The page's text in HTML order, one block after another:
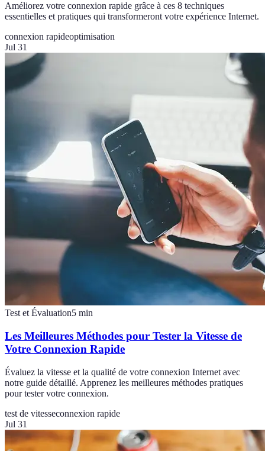
Améliorez votre connexion rapide grâce à ces 8 techniques
essentielles et pratiques qui transformeront votre expérience Internet.
connexion rapideoptimisation
Jul 31
Test et Évaluation5 min
Les Meilleures Méthodes pour Tester la Vitesse de
Votre Connexion Rapide
Évaluez la vitesse et la qualité de votre connexion Internet avec
notre guide détaillé. Apprenez les meilleures méthodes pratiques
pour tester votre connexion.
test de vitesseconnexion rapide
Jul 31